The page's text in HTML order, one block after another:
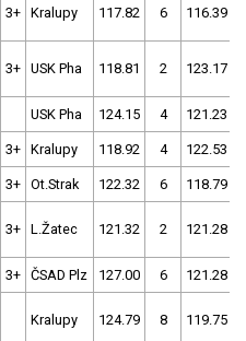
3+ Kralupy 117.82 6 116.39
3+ USK Pha 118.81 2 123.17
USK Pha 124.15 4 121.23
3+ Kralupy 118.92 4 122.53
3+ Ot.Strak 122.32 6 118.79
3+ L.Žatec 121.32 2 121.28
3+ ČSAD Plz 127.00 6 121.28
Kralupy 124.79 8 119.75